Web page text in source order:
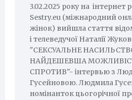
3.02.2025 року на інтернет
Sestry.eu (міжнародний
жінок) вийшла стаття
і телеведучої Наталії
"СЕКСУАЛЬНЕ
НАЙДЕШЕВША
СПРОТИВ"- інтервью з
Гусейновою. Людмила
номінанток цьогорічної